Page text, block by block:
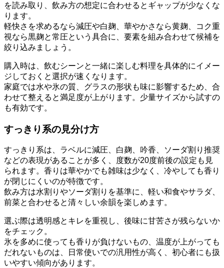
を読み取り、飲み方の想定に合わせるとギャップが少なくな
ります。
軽快さを求めるなら減圧や白麹、華やかさなら黄麹、コク重
視なら黒麹と常圧という具合に、要素を組み合わせて候補を
絞り込みましょう。
購入時は、飲むシーンと一緒に楽しむ料理を具体的にイメー
ジしておくと選択が速くなります。
家庭では水や氷の質、グラスの形状も味に影響するため、合
わせて整えると満足度が上がります。少量サイズから試すの
も有効です。
すっきり系の見分け方
すっきり系は、ラベルに減圧、白麹、吟香、ソーダ割り推奨
などの表現があることが多く、度数が20度前後の設定も見
られます。香りは華やかでも雑味は少なく、冷やしても香り
が閉じにくいのが特徴です。
飲み方は水割りやソーダ割りを基準に、軽い和食やサラダ、
前菜と合わせると清々しい余韻を楽しめます。
選ぶ際は透明感とキレを重視し、後味に甘苦さが残らないか
をチェック。
氷を多めに使っても香りが負けないもの、温度が上がっても
だれないものは、日常使いでの汎用性が高く、初心者にも扱
いやすい傾向があります。